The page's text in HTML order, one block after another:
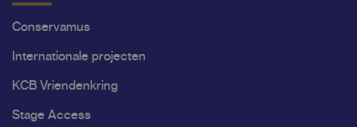
Conservamus
Internationale projecten
KCB Vriendenkring
Stage Access